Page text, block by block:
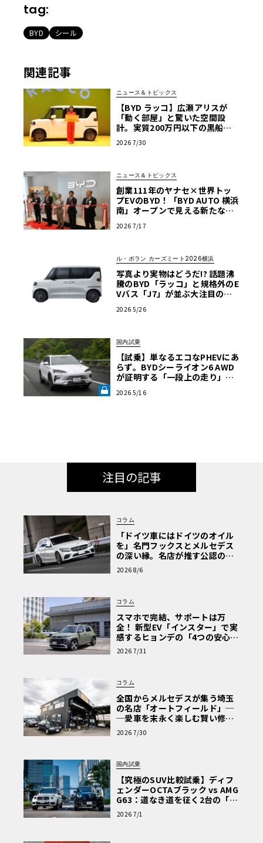
tag:
BYD シール
関連記事
ニュース＆トピックス
【BYD ラッコ】広瀬アリスが
「動く部屋」と驚いた空間設
計。実質200万円以下の黒船ス
2026 7/30
ニュース＆トピックス
創業111年のヤナセ×世界トッ
プEVのBYD！「BYD AUTO 横浜
南」オープンで見える新たなク
2026 7/17
ル・ボラン カーズミート2026横浜
写真より実物はどうだ!? 話題沸
騰のBYD「ラッコ」と規格外のE
Vバス「J7」が並ぶ大注目のブ
ミート2026横浜】
2026 5/26
国内試乗
【試乗】単なるエコなPHEVにあ
らず。BYDシーライオン6 AWD
が証明する「一段上の走り」と
2026 5/16
注目の記事
コラム
「ドイツ車にはドイツのオイル
を」名門フックスとメルセデス
の深い縁。名店が推す公認の安
心と、Cクラスで味わうシルキー
な走り〈PR〉
2026 8/6
コラム
スマホで完結、サポートは万
全！ 新型EV「インスター」で実
感するヒョンデの「4つの安心」
【第1回・ヒョンデ6つの疑問：
Why? Hyundai?】〈PR〉
2026 7/31
コラム
全国からメルセデスが集う埼玉
の名店「オートフィールド」─
─愛車を末永く楽しむ賢い修理
術と、プロがフックス製オイル
を選ぶ理由〈PR〉
2026 7/30
国内試乗
【究極のSUV比較試乗】ディフ
ェンダーOCTAブラック vs AMG
G63：道なき道を征く2台の「対
極的アプローチ」
2026 7/1